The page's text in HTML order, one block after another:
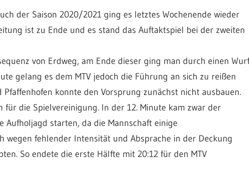
der Saison 2020/2021 ging es letztes Wochenende wieder
ist zu Ende und es stand das Auftaktspiel bei der zweiten
von Erdweg, am Ende dieser ging man durch einen Wurf
gelang es dem MTV jedoch die Führung an sich zu reißen
konnte den Vorsprung zunächst nicht ausbauen.
die Spielvereinigung. In der 12. Minute kam zwar der
starten, da die Mannschaft einige
wegen fehlender Intensität und Absprache in der Deckung
So endete die erste Hälfte mit 20:12 für den MTV